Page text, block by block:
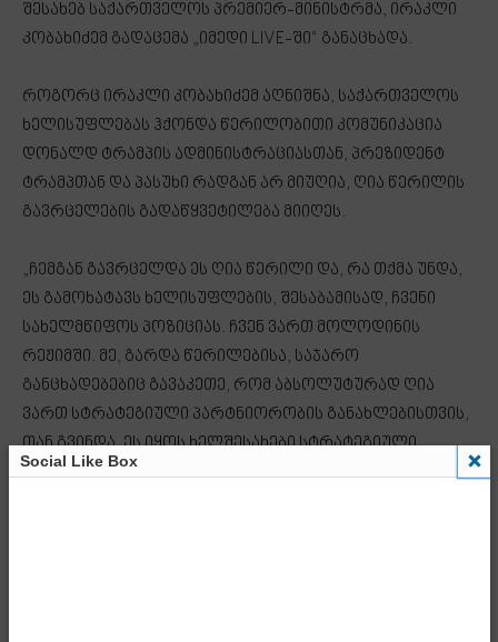
შესახებ საქართველოს პრემიერ-მინისტრმა, ირაკლი
კობახიძემ გადაცემა „იმედი LIVE-ში“ განაცხადა.
როგორც ირაკლი კობახიძემ აღნიშნა, საქართველოს
ხელისუფლებას ჰქონდა წერილობითი კომუნიკაცია
დონალდ ტრამპის ადმინისტრაციასთან, პრეზიდენტ
ტრამპთან და პასუხი რადგან არ მიუღია, ღია წერილის
გავრცელების გადაწყვეტილება მიიღეს.
„ჩემგან გავრცელდა ეს ღია წერილი და, რა თქმა უნდა,
ეს გამოხატავს ხელისუფლების, შესაბამისად, ჩვენი
სახელმწიფოს პოზიციას. ჩვენ ვართ მოლოდინის
რეჟიმში. მე, გარდა წერილებისა, საჯარო
განცხადებებიც გავაკეთე, რომ აბსოლუტურად ღია
ვართ სტრატეგიული პარტნიორობის განახლებისთვის,
თან გვინდა, ეს იყოს ხელშესახები სტრატეგიული
პარტნიორობა და არა ზოგადი, როგორც მანამდე
Social Like Box